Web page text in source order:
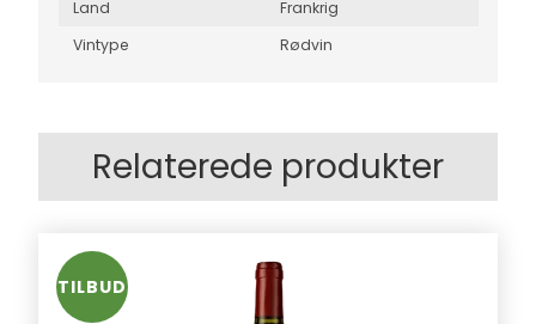
Land
Frankrig
Vintype
Rødvin
Relaterede produkter
TILBUD